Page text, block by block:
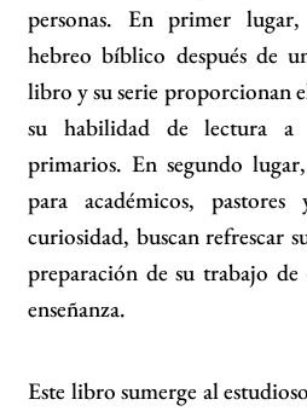
personas. En primer
hebreo bíblico después de
libro y su serie proporcionan
su habilidad de lectura
primarios. En segundo
para académicos,
curiosidad, buscan refrescar
preparación de su trabajo
enseñanza.
Este libro sumerge al